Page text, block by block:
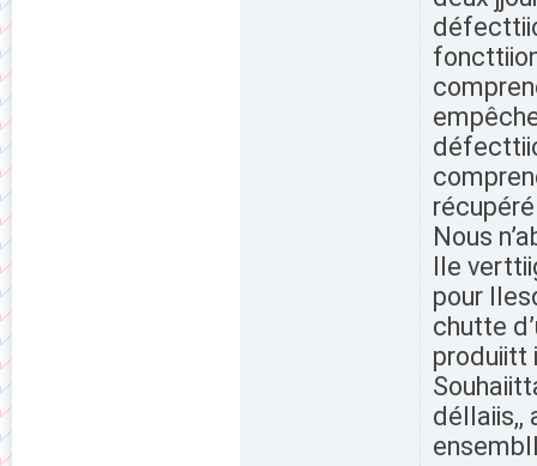
Nous
lle
pour
chutte
produiitt
déllaiis,,